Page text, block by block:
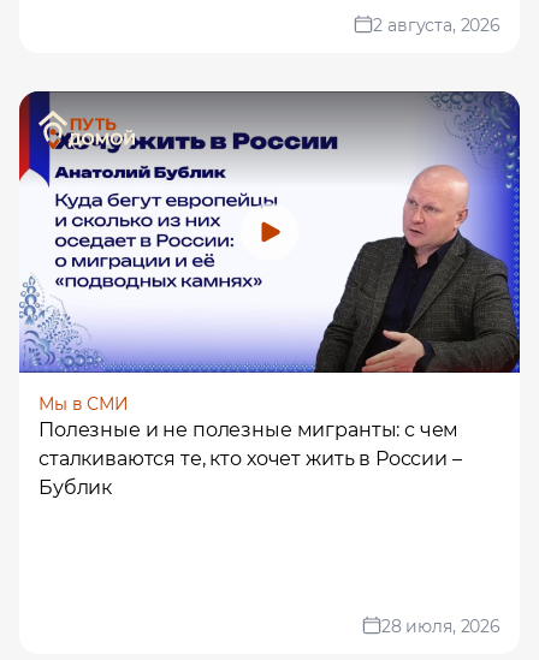
2 августа, 2026
Мы в СМИ
Полезные и не полезные мигранты: с чем
сталкиваются те, кто хочет жить в России –
Бублик
28 июля, 2026